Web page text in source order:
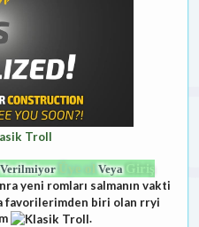
Veya Giriş
yeni romları salmanın vakti
favorilerimden biri olan rryi
.